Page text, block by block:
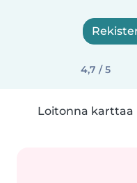
4,7 / 5
Loitonna karttaa